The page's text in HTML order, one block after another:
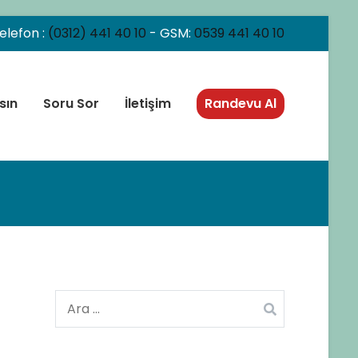
: (0312) 441 40 10 - GSM: 0539 441 40 10
Soru Sor İletişim Randevu Al
Arama: